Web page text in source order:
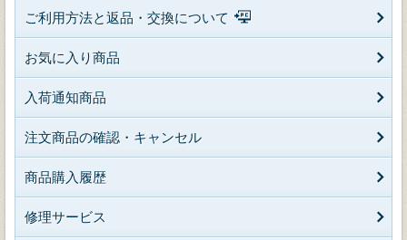
ご利用方法と返品・交換について
お気に入り商品
入荷通知商品
注文商品の確認・キャンセル
商品購入履歴
修理サービス